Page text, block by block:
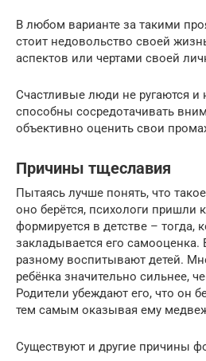
В любом варианте за такими
стоит недовольство своей
аспектов или чертами своей
Счастливые люди не ругаются и
способны сосредотачивать
объективно оценить свои
Причины тщеславия
Пытаясь лучше понять, что
оно берётся, психологи пришли
формируется в детстве – тогда,
закладывается его самооценка.
разному воспитывают детей.
ребёнка значительно сильнее,
Родители убеждают его, что он
тем самым оказывая ему
Существуют и другие причины